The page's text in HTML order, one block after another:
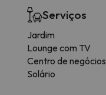
Serviços
Jardim
Lounge com TV
Centro de negócios
Solário